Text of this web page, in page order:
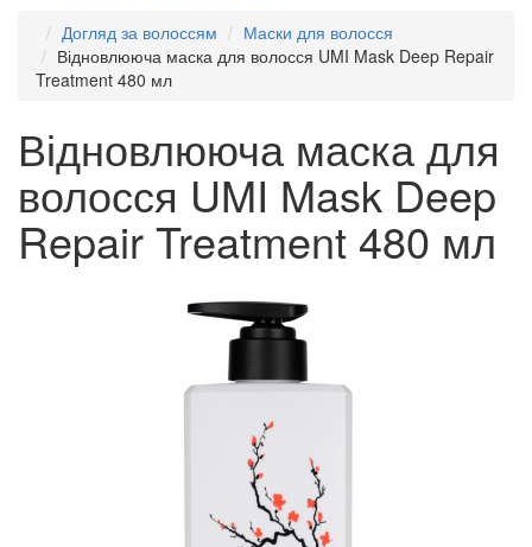
Догляд за волоссям
Маски для волосся
Відновлююча маска для волосся UMI Mask Deep Repair
Treatment 480 мл
Відновлююча маска для
волосся UMI Mask Deep
Repair Treatment 480 мл